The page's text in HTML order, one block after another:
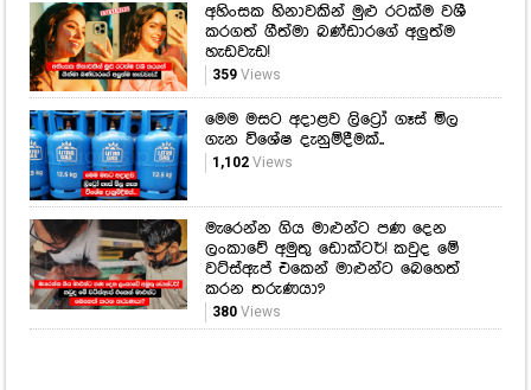
අහිංසක හිනාවකින් මුළු රටක්ම වශී
කරගත් ගීත්මා බණ්ඩාරගේ අලුත්ම
හැඩවැඩ!
359Views
මෙම මසට අදාළව ලිට්‍රෝ ගෑස් මිල
ගැන විශේෂ දැනුම්දීමක්..
1,102Views
මැරෙන්න ගිය මාළුන්ට පණ දෙන
ලංකාවේ අමුතු ඩොක්ටර්! කවුද මේ
වට්ස්ඇප් එකෙන් මාළුන්ට බෙහෙත්
කරන තරුණයා?
380Views